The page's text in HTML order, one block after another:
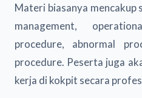
Materi biasanya
management,
procedure, abnormal
procedure. Peserta juga
kerja di kokpit secara